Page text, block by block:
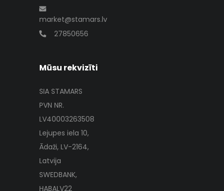
market@stamars.lv
27850656
Mūsu rekvizīti
SIA STAMARS
PVN NR.
LV40003263508
Lejupes iela 10,
Ādaži, LV-2164,
Latvija
SWEDBANK,
HABALV22